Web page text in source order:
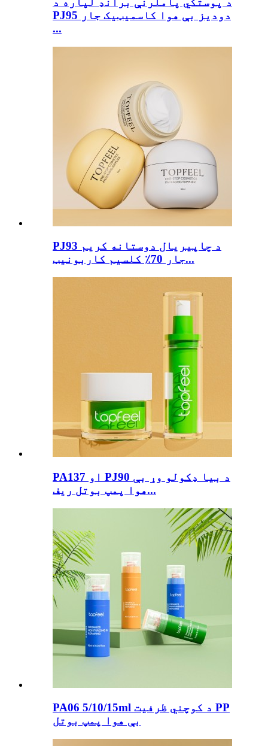
PJ95 دودیز بې هوا کاسمیټیک جار
...
PJ93 د چاپیریال دوستانه کریم
جار 70٪ کلسیم کاربونیټ...
PA137 او PJ90 د بیا ډکولو وړ بې
هوا پمپ بوتل ریف...
PA06 5/10/15ml د کوچني ظرفیت PP
بې هوا پمپ بوتل